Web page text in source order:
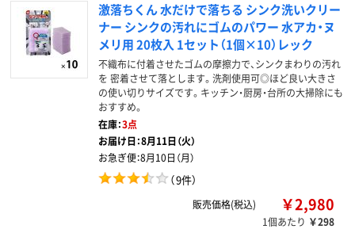
激落ちくん 水だけで落ちる シンク洗いクリー
ナー シンクの汚れにゴムのパワー 水アカ・ヌ
メリ用 20枚入 1セット（1個×10）レック
不織布に付着させたゴムの摩擦力で、シンクまわりの汚れ
を 密着させて落とします。洗剤使用可◎ほど良い大きさ
の使い切りサイズです。キッチン・厨房・台所の大掃除にも
おすすめ。
在庫：3点
お届け日：8月11日（火）
お急ぎ便：8月10日（月）
（9件）
販売価格(税込) ￥2,980
1個あたり ￥298